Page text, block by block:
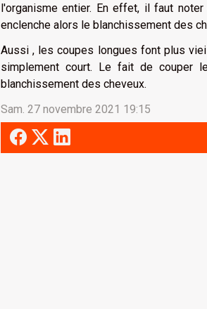
l'organisme entier. En effet, il faut
enclenche alors le blanchissement des
Aussi , les coupes longues font plus
simplement court. Le fait de couper
blanchissement des cheveux.
Sam. 27 novembre 2021 19:15